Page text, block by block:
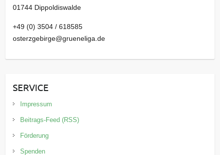
01744 Dippoldiswalde
+49 (0) 3504 / 618585
osterzgebirge@grueneliga.de
SERVICE
Impressum
Beitrags-Feed (RSS)
Förderung
Spenden